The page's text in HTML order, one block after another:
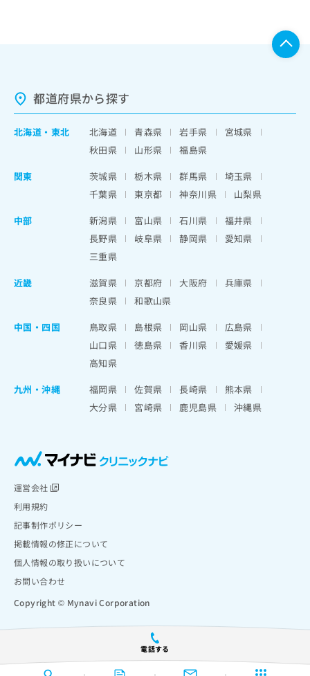
電話する
都道府県から探す
北海道 ・ 東北 北海道 青森県 岩手県
宮城県
秋田県
山形県
福島県
関東
茨城県 栃木県 群馬県
埼玉県
千葉県
東京都 神奈川県
山梨県
中部
新潟県 富山県 石川県
福井県
長野県
岐阜県 静岡県
愛知県
三重県
近畿
滋賀県 京都府 大阪府
兵庫県
奈良県
和歌山県
中国・四国
鳥取県 島根県 岡山県
広島県
山口県
徳島県 香川県
愛媛県
高知県
九州・沖縄
福岡県 佐賀県 長崎県
熊本県
大分県
宮崎県 鹿児島県 沖縄県
運営会社
利用規約
記事制作ポリシー
掲載情報の修正について
個人情報の取り扱いについて
お問い合わせ
Copyright © Mynavi Corporation